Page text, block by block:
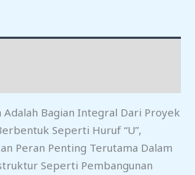
Adalah Bagian Integral Dari Proyek
Seperti Huruf “U”,
Peran Penting Terutama Dalam
Seperti Pembangunan